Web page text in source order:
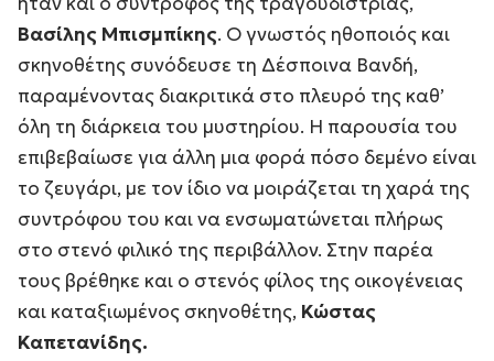
Βασίλης Μπισμπίκης. Ο γνωστός ηθοποιός και
σκηνοθέτης συνόδευσε τη Δέσποινα Βανδή,
παραμένοντας διακριτικά στο πλευρό της καθ’
όλη τη διάρκεια του μυστηρίου. Η παρουσία του
επιβεβαίωσε για άλλη μια φορά πόσο δεμένο είναι
το ζευγάρι, με τον ίδιο να μοιράζεται τη χαρά της
συντρόφου του και να ενσωματώνεται πλήρως
στο στενό φιλικό της περιβάλλον. Στην παρέα
τους βρέθηκε και ο στενός φίλος της οικογένειας
και καταξιωμένος σκηνοθέτης, Κώστας
Καπετανίδης.